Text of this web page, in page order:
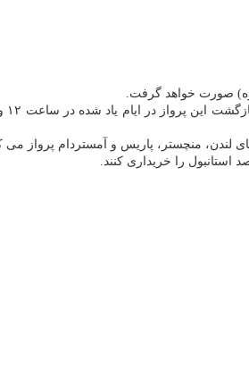
صورت خواهد گرفت.
استانبول را خریداری کنند.